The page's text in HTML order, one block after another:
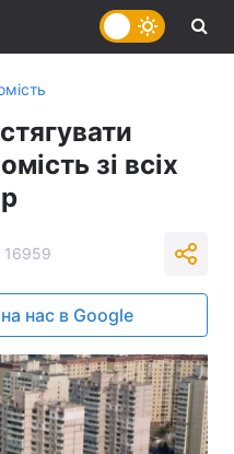
зі всіх
16959
нас в Google